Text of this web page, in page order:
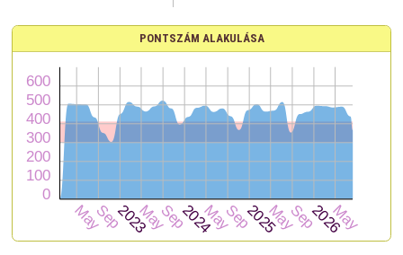
PONTSZÁM ALAKULÁSA